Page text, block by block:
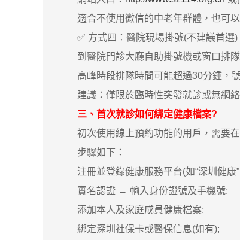
適合不使用微信的中老年群體，也可以
✅ 方式四：醫院現場掛號(不建議首選)
到醫院門診大廳自助掛號機或窗口排隊
高峰時段排隊時間可能超過30分鍾，號
建議：僅限於臨時性突發就診或無網絡
三、首次就診如何綁定健康檔案?
初次使用線上預約功能的用戶，需要在
步驟如下：
注冊並登錄健康服務平台(如“深圳健康”
實名認證 → 輸入身份證號及手機號;
添加本人及家庭成員健康檔案;
綁定深圳社保卡或醫保信息(如有);